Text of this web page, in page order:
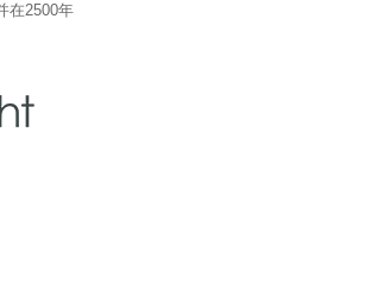
在2500年